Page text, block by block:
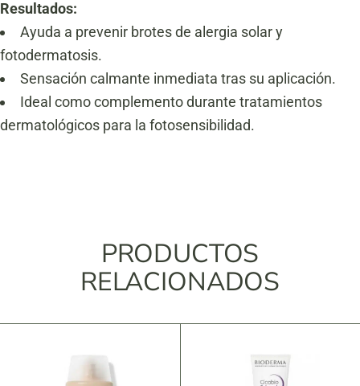
Resultados:
Ayuda a prevenir brotes de alergia solar y
fotodermatosis.
Sensación calmante inmediata tras su aplicación.
Ideal como complemento durante tratamientos
dermatológicos para la fotosensibilidad.
PRODUCTOS
RELACIONADOS